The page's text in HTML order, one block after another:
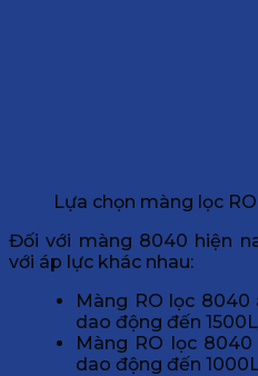
Lựa chọn màng lọc
Đối với màng 8040 hiện
với áp lực khác nhau:
Màng RO lọc
dao động đến
Màng RO lọc
dao động đến